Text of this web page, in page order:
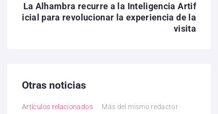
La Alhambra recurre a la Inteligencia Artif
icial para revolucionar la experiencia de la
visita
Otras noticias
Artículos relacionados Más del mismo redactor